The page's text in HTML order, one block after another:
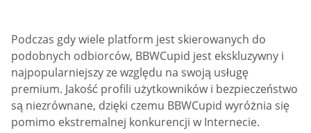
Podczas gdy wiele platform jest skierowanych do
podobnych odbiorców, BBWCupid jest ekskluzywny i
najpopularniejszy ze względu na swoją usługę
premium. Jakość profili użytkowników i bezpieczeństwo
są niezrównane, dzięki czemu BBWCupid wyróżnia się
pomimo ekstremalnej konkurencji w Internecie.